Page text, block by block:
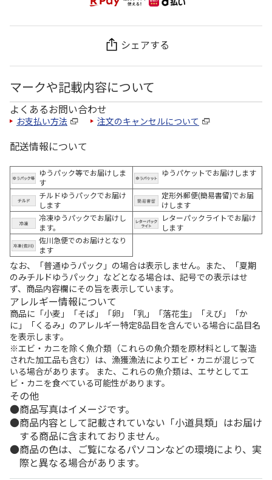
シェアする
マークや記載内容について
よくあるお問い合わせ
お支払い方法 注文のキャンセルについて
配送情報について
ゆうパック等でお届けしま
す
ゆうパケットでお届けします
チルドゆうパックでお届け
します
定形外郵便(簡易書留)でお届
けします
冷凍ゆうパックでお届けし
ます。
レターパックライトでお届け
します
佐川急便でのお届けとなり
ます
なお、「普通ゆうパック」の場合は表示しません。また、「夏期
のみチルドゆうパック」などとなる場合は、記号での表示はせ
ず、商品内容欄にその旨を表示しています。
アレルギー情報について
商品に「小麦」「そば」「卵」「乳」「落花生」「えび」「か
に」「くるみ」のアレルギー特定8品目を含んでいる場合に品目名
を表示します。
※エビ・カニを除く魚介類（これらの魚介類を原材料として製造
された加工品も含む）は、漁獲漁法によりエビ・カニが混じって
いる場合があります。 また、これらの魚介類は、エサとしてエ
ビ・カニを食べている可能性があります。
その他
商品写真はイメージです。
商品内容として記載されていない「小道具類」はお届け
する商品に含まれておりません。
商品の色は、ご覧になるパソコンなどの環境により、実
際と異なる場合があります。